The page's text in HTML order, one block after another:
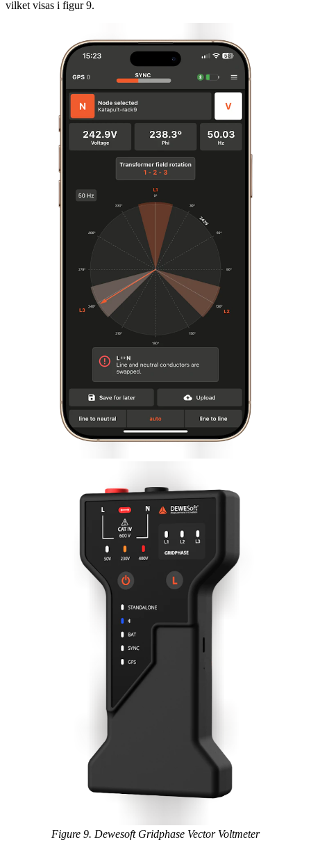
vilket visas i figur 9.
Figure 9. Dewesoft Gridphase Vector Voltmeter